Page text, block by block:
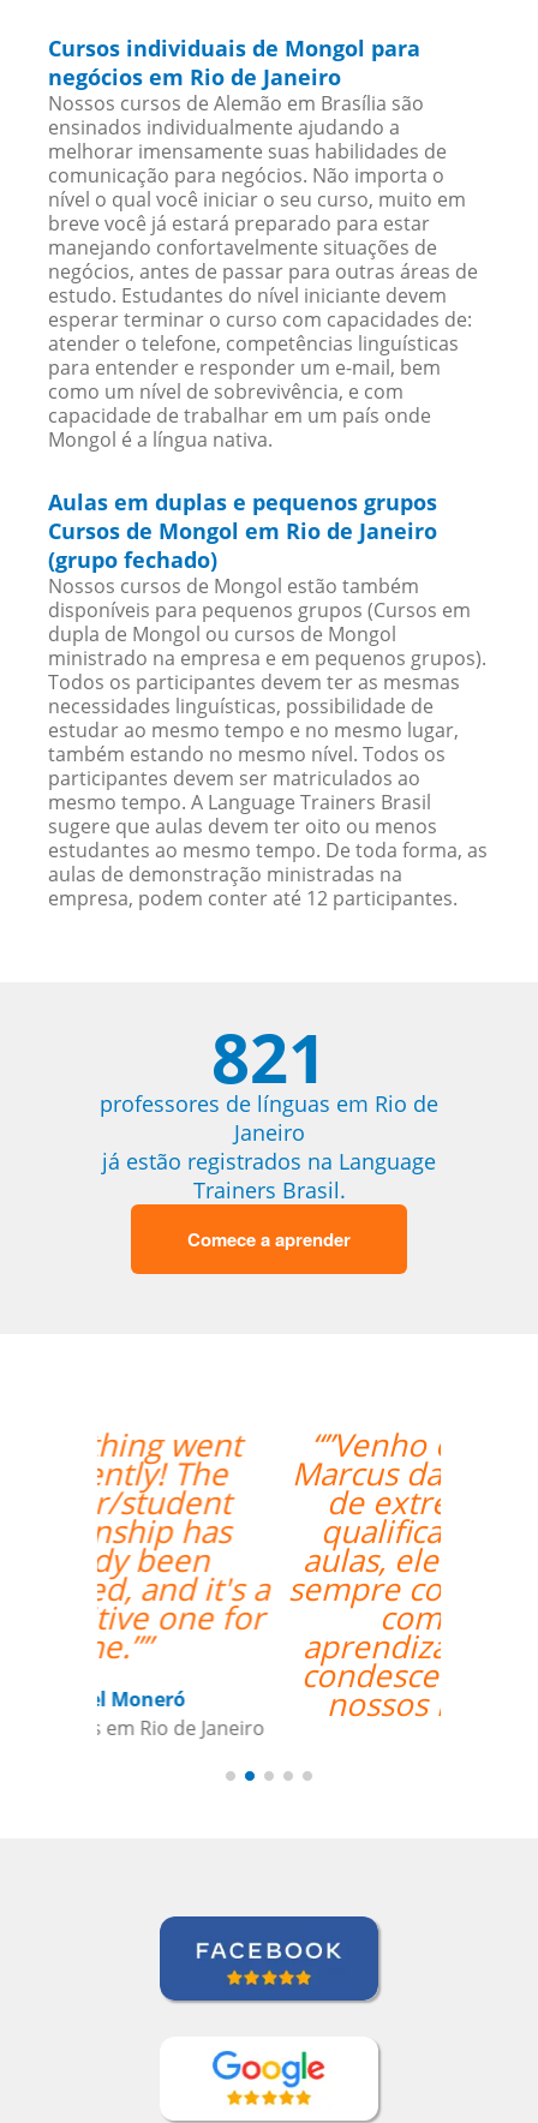
Cursos individuais de Mongol para
negócios em Rio de Janeiro
Nossos cursos de Alemão em Brasília são
ensinados individualmente ajudando a
melhorar imensamente suas habilidades de
comunicação para negócios. Não importa o
nível o qual você iniciar o seu curso, muito em
breve você já estará preparado para estar
manejando confortavelmente situações de
negócios, antes de passar para outras áreas de
estudo. Estudantes do nível iniciante devem
esperar terminar o curso com capacidades de:
atender o telefone, competências linguísticas
para entender e responder um e-mail, bem
como um nível de sobrevivência, e com
capacidade de trabalhar em um país onde
Mongol é a língua nativa.
Aulas em duplas e pequenos grupos
Cursos de Mongol em Rio de Janeiro
(grupo fechado)
Nossos cursos de Mongol estão também
disponíveis para pequenos grupos (Cursos em
dupla de Mongol ou cursos de Mongol
ministrado na empresa e em pequenos grupos).
Todos os participantes devem ter as mesmas
necessidades linguísticas, possibilidade de
estudar ao mesmo tempo e no mesmo lugar,
também estando no mesmo nível. Todos os
participantes devem ser matriculados ao
mesmo tempo. A Language Trainers Brasil
sugere que aulas devem ter oito ou menos
estudantes ao mesmo tempo. De toda forma, as
aulas de demonstração ministradas na
empresa, podem conter até 12 participantes.
821
professores de línguas em Rio de
Janeiro
já estão registrados na Language
Trainers Brasil.
Comece a aprender
“”Venho o professor
Marcus da Fonte. Além
de extremamente
qualificado para as
aulas, ele se mostrou
sempre comprometido
com nosso
aprendizado além de
condescendente com
nossos horários.””
Curso de Sueco em Rio de Janeiro